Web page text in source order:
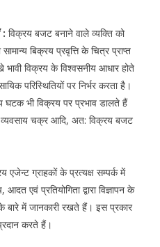
: विक्रय बजट बनाने वाले व्यक्ति को
बिक्रय प्रवृत्ति के चित्र प्राप्त
भावी विक्रय के विश्वसनीय आधार होते
परिस्थितियों पर निर्भर करता है।
भी विक्रय पर प्रभाव डालते हैं
व्यवसाय चक्र आदि, अत: विक्रय बजट
एजेन्ट ग्राहकों के प्रत्यक्ष सम्पर्क में
एवं प्रतियोगिता द्वारा विज्ञापन के
के बारे में जानकारी रखते हैं। इस प्रकार
करते हैं।